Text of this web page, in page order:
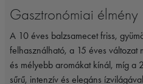
Gasztronómiai élmény
A 10 éves balzsamecet friss,
felhasználható, a 15 éves
és mélyebb aromákat kínál, míg a
sűrű, intenzív és elegáns